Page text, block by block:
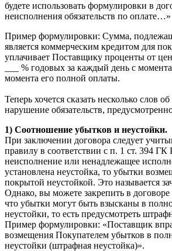
будете использовать формулировки в
неисполнения обязательств по оплате…»
Пример формулировки: Сумма,
является коммерческим кредитом для
уплачивает Поставщику проценты от
___ % годовых за каждый день с
момента его полной оплаты.
Теперь хочется сказать несколько слов
нарушение обязательств,
1) Соотношение убытков и неустойки.
При заключении договора следует
правилу в соответствии с п. 1 ст. 394 ГК
неисполнение или ненадлежащее
установлена неустойка, то убытки
покрытой неустойкой. Это называется
Однако, вы можете закрепить в
что убытки могут быть взысканы в
неустойки, то есть предусмотреть
Пример формулировки: «Поставщик
возмещения Покупателем убытков в
неустойки (штрафная неустойка)».